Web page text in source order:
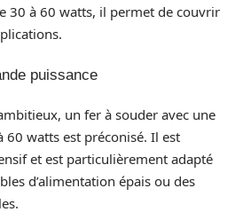
30 à 60 watts, il permet de couvrir
puissance
un fer à souder avec une
60 watts est préconisé. Il est
et est particulièrement adapté
d’alimentation épais ou des